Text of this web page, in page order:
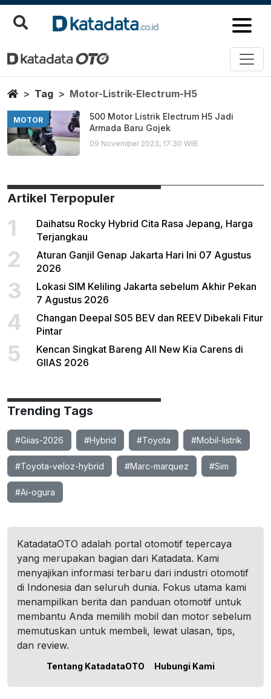
Motor Listrik Electrum H5
Berita Terbaru
HomeTag Motor-Listrik-Electrum-H5
MOTOR
500 Motor Listrik Electrum H5 Jadi
Armada Baru Gojek
09 November 2023, 17:30 WIB
Artikel Terpopuler
1
Daihatsu Rocky Hybrid Cita Rasa Jepang, Harga
Terjangkau
2
Aturan Ganjil Genap Jakarta Hari Ini 07 Agustus
2026
3
Lokasi SIM Keliling Jakarta sebelum Akhir Pekan
7 Agustus 2026
4
Changan Deepal S05 BEV dan REEV Dibekali Fitur
Pintar
5
Kencan Singkat Bareng All New Kia Carens di
GIIAS 2026
Trending Tags
#Giias-2026 #Hybrid #Toyota #Mobil-listrik
#Toyota-veloz-hybrid #Marc-marquez #Sim
#Ai-ogura
KatadataOTO adalah portal otomotif tepercaya
yang merupakan bagian dari Katadata. Kami
menyajikan informasi terbaru dari industri otomotif
di Indonesia dan seluruh dunia. Fokus utama kami
menampilkan berita dan panduan otomotif untuk
membantu Anda memilih mobil dan motor sebelum
memutuskan untuk membeli, lewat ulasan, tips,
dan review.
Tentang KatadataOTO Hubungi Kami